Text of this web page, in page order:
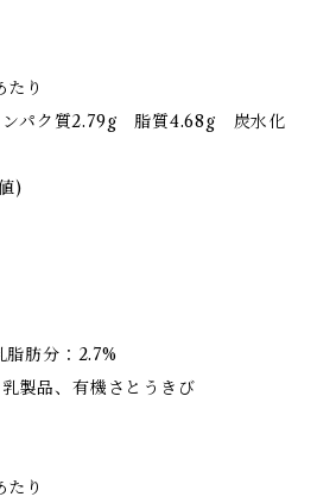
たり
パク質2.79g 脂質4.68g 炭水化
)
肪分：2.7%
製品、有機さとうきび
たり